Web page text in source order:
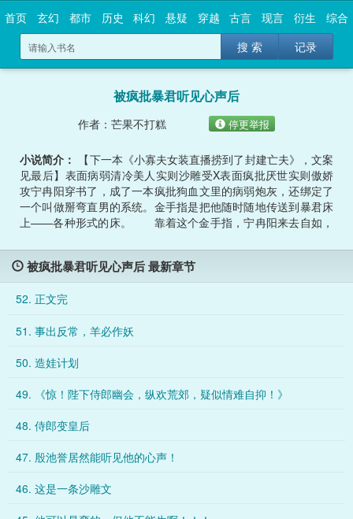
首页 玄幻 都市 历史 科幻 悬疑 穿越 古言 现言 衍生
综合
搜 索
记录
被疯批暴君听见心声后
作者：芒果不打糕 停更举报
小说简介：
【下一本《小寡夫女装直播捞到了封建亡夫》，文案
见最后】表面病弱清冷美人实则沙雕受X表面疯批厌世实则傲娇
攻宁冉阳穿书了，成了一本疯批狗血文里的病弱炮灰，还绑定了
一个叫做掰弯直男的系统。金手指是把他随时随地传送到暴君床
上——各种形式的床。 靠着这个金手指，宁冉阳来去自如，
他都坐了不下十次。自此，宁冉阳过上了一边骂暴君，一边阳奉
阴违夸暴君贤明的好日子但他不知道的是，暴君能听见他的心声
——把守森严的皇宫，殷池誉正要休息，轰隆一声，屋顶塌了。
一大团东西从天而降砸向他的床，口里喊着:“陛下，臣来护驾了
回宫的路上，殷池誉刚阖眼，咔嚓一声，车顶掉了，宁冉阳掉在
查身体。”殷池誉一边痛恨自己接住宁冉阳的熟练，一边听着宁冉
池誉未着一缕泡在汤泉里，正打算溺死自己，宁冉阳凭空出现，
下，臣来护驾了。”心里却道:【直男摸点
被疯批暴君听见心声后 最新章节
52. 正文完
51. 事出反常，羊必作妖
50. 造娃计划
49. 《惊！陛下侍郎幽会，纵欢荒郊，疑似情难自抑！》
48. 侍郎变皇后
47. 殷池誉居然能听见他的心声！
46. 这是一条沙雕文